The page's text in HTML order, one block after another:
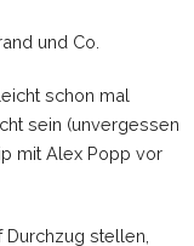
und Co.
schon mal
sein (unvergessen
mit Alex Popp vor
stellen,